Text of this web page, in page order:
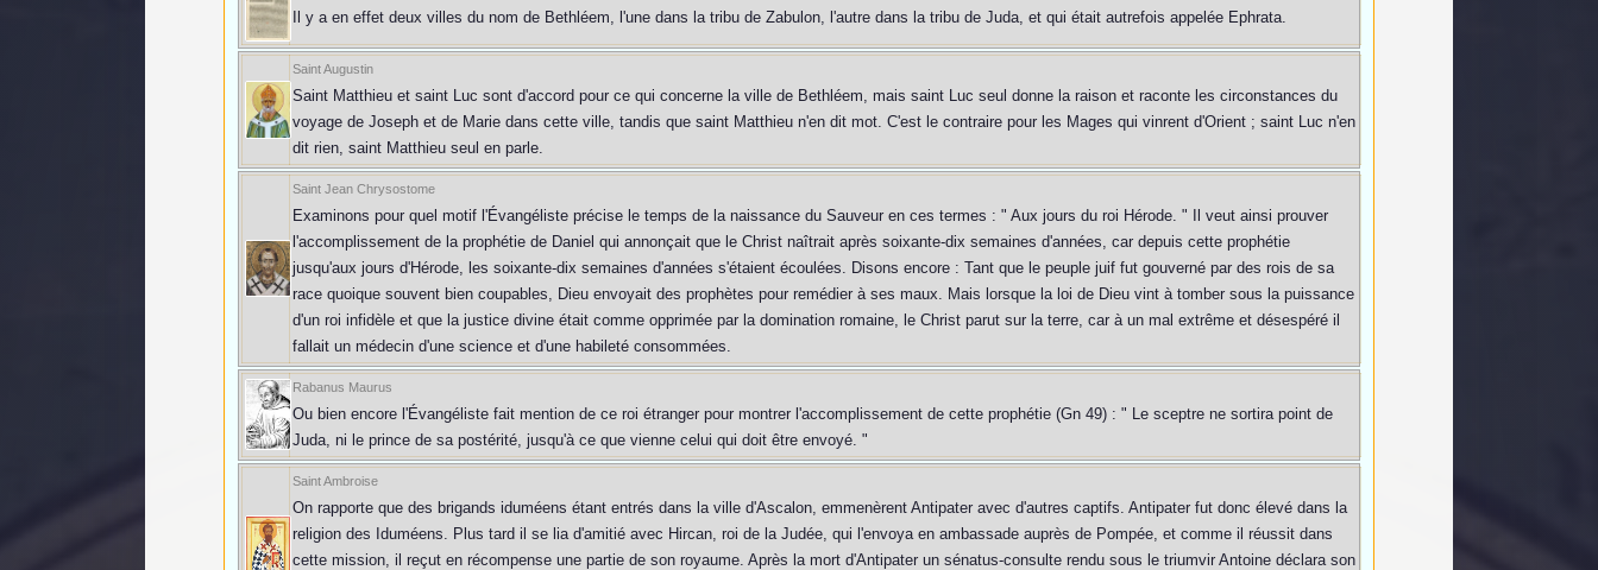
Il y a en effet deux villes du nom de Bethléem, l'une dans la tribu de Zabulon, l'autre dans la tribu de Juda, et qui était autrefois appelée Ephrata.
Saint Augustin
Saint Matthieu et saint Luc sont d'accord pour ce qui concerne la ville de Bethléem, mais saint Luc seul donne la raison et raconte les circonstances du
voyage de Joseph et de Marie dans cette ville, tandis que saint Matthieu n'en dit mot. C'est le contraire pour les Mages qui vinrent d'Orient ; saint Luc n'en
dit rien, saint Matthieu seul en parle.
Saint Jean Chrysostome
Examinons pour quel motif l'Évangéliste précise le temps de la naissance du Sauveur en ces termes : " Aux jours du roi Hérode. " Il veut ainsi prouver
l'accomplissement de la prophétie de Daniel qui annonçait que le Christ naîtrait après soixante-dix semaines d'années, car depuis cette prophétie
jusqu'aux jours d'Hérode, les soixante-dix semaines d'années s'étaient écoulées. Disons encore : Tant que le peuple juif fut gouverné par des rois de sa
race quoique souvent bien coupables, Dieu envoyait des prophètes pour remédier à ses maux. Mais lorsque la loi de Dieu vint à tomber sous la puissance
d'un roi infidèle et que la justice divine était comme opprimée par la domination romaine, le Christ parut sur la terre, car à un mal extrême et désespéré il
fallait un médecin d'une science et d'une habileté consommées.
Rabanus Maurus
Ou bien encore l'Évangéliste fait mention de ce roi étranger pour montrer l'accomplissement de cette prophétie (Gn 49) : " Le sceptre ne sortira point de
Juda, ni le prince de sa postérité, jusqu'à ce que vienne celui qui doit être envoyé. "
Saint Ambroise
On rapporte que des brigands iduméens étant entrés dans la ville d'Ascalon, emmenèrent Antipater avec d'autres captifs. Antipater fut donc élevé dans la
religion des Iduméens. Plus tard il se lia d'amitié avec Hircan, roi de la Judée, qui l'envoya en ambassade auprès de Pompée, et comme il réussit dans
cette mission, il reçut en récompense une partie de son royaume. Après la mort d'Antipater un sénatus-consulte rendu sous le triumvir Antoine déclara son